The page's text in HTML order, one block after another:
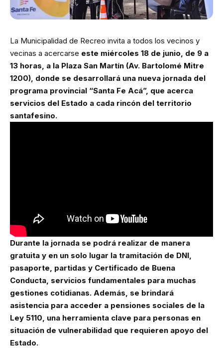
La Municipalidad de Recreo invita a todos los vecinos y
vecinas a acercarse este miércoles 18 de junio, de 9 a
13 horas, a la Plaza San Martín (Av. Bartolomé Mitre
1200), donde se desarrollará una nueva jornada del
programa provincial “Santa Fe Acá”, que acerca
servicios del Estado a cada rincón del territorio
santafesino.
Durante la jornada se podrá realizar de manera
gratuita y en un solo lugar la tramitación de DNI,
pasaporte, partidas y Certificado de Buena
Conducta, servicios fundamentales para muchas
gestiones cotidianas. Además, se brindará
asistencia para acceder a pensiones sociales de la
Ley 5110, una herramienta clave para personas en
situación de vulnerabilidad que requieren apoyo del
Estado.